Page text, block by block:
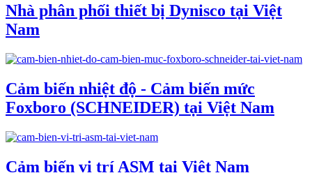
Nhà phân phối thiết bị Dynisco tại Việt
Nam
Cảm biến nhiệt độ - Cảm biến mức
Foxboro (SCHNEIDER) tại Việt Nam
Cảm biến vị trí ASM tại Việt Nam